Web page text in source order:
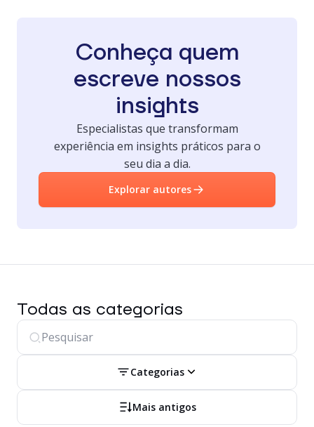
Conheça quem
escreve nossos
insights
Especialistas que transformam
experiência em insights práticos para o
seu dia a dia.
Explorar autores
Todas as categorias
Categorias
Mais antigos